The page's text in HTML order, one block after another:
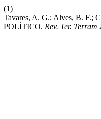
(1)
Tavares, A. G.; Alves, B.
POLÍTICO. Rev. Ter. Terram